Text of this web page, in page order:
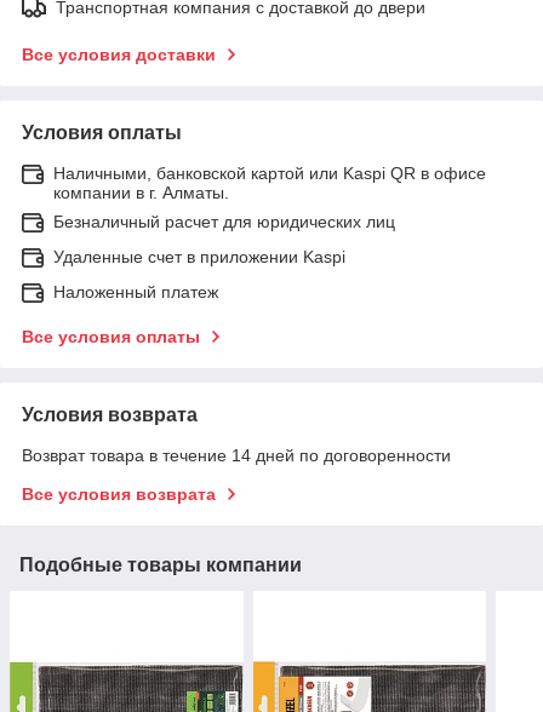
Транспортная компания с доставкой до двери
Все условия доставки
Условия оплаты
Наличными, банковской картой или Kaspi QR в офисе
компании в г. Алматы.
Безналичный расчет для юридических лиц
Удаленные счет в приложении Kaspi
Наложенный платеж
Все условия оплаты
Условия возврата
Возврат товара в течение 14 дней по договоренности
Все условия возврата
Подобные товары компании